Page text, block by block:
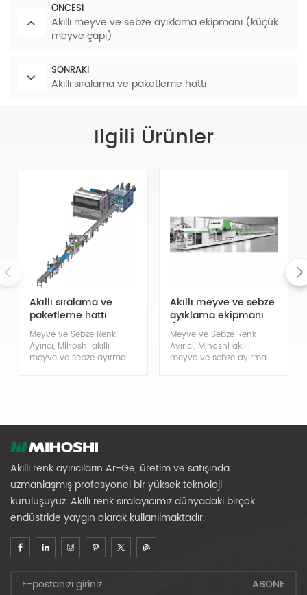
ÖNCESI
Akıllı meyve ve sebze ayıklama ekipmanı (küçük
meyve çapı)
SONRAKI
Akıllı sıralama ve paketleme hattı
Ilgili Ürünler
Akıllı sıralama ve
paketleme hattı
Meyve ve Sebze Renk
Ayırıcı, Mihoshi akıllı
meyve ve sebze ayırma
Akıllı meyve ve sebze
ayıklama ekipmanı
(orta boy meyve
çapı)
Meyve ve Sebze Renk
Ayırıcı, Mihoshi akıllı
meyve ve sebze ayırma
Akıllı renk ayırıcıların Ar-Ge, üretim ve satışında
uzmanlaşmış profesyonel bir yüksek teknoloji
kuruluşuyuz. Akıllı renk sıralayıcımız dünyadaki birçok
endüstride yaygın olarak kullanılmaktadır.